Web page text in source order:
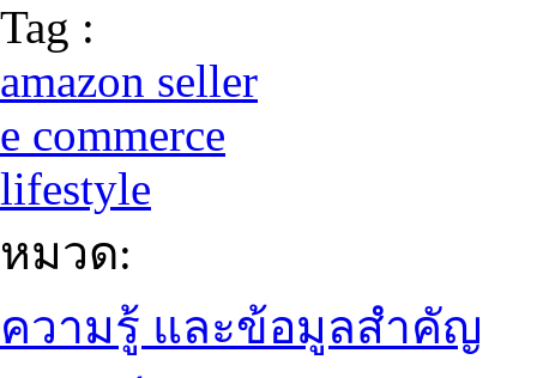
Tag :
amazon seller
e commerce
lifestyle
หมวด:
ความรู้ และข้อมูลสำคัญ